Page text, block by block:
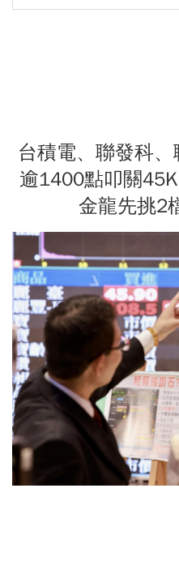
台積電、聯發科
逾1400點叩關
金龍先挑2